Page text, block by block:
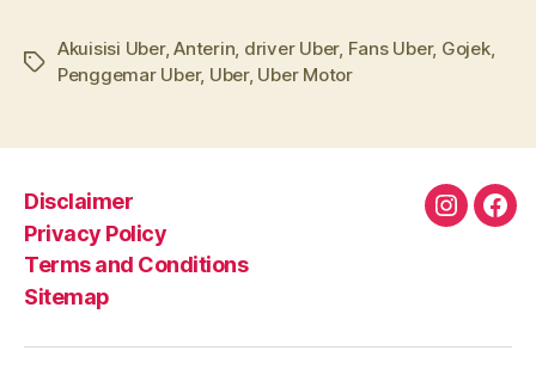
Tags
Akuisisi Uber,Anterin, driver Uber, Fans Uber, Gojek,
Penggemar Uber, Uber, Uber Motor
Disclaimer
Privacy Policy
Terms and Conditions
Sitemap